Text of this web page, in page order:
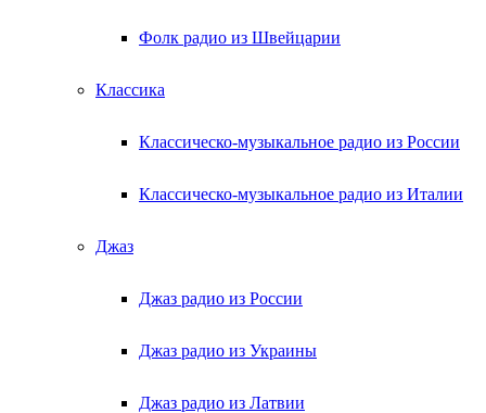
Фолк радио из Швейцарии
Классика
Классическо-музыкальное радио из России
Классическо-музыкальное радио из Италии
Джаз
Джаз радио из России
Джаз радио из Украины
Джаз радио из Латвии